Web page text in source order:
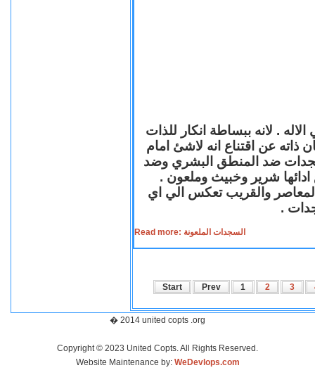
. لانه ببساطة انكار للذات
ذاته عن اقتناع انه لاشئ امام
ضد المنطق البشري وضد
ادائها شرير وخبيث وملعون .
المعاصر والقريب تعكس الي اي
.
Read more: السجدات الملعونة
Start Prev 1 2 3
� 2014 united copts .org
Copyright © 2023 United Copts. All Rights Reserved.
Website Maintenance by: WeDevlops.com